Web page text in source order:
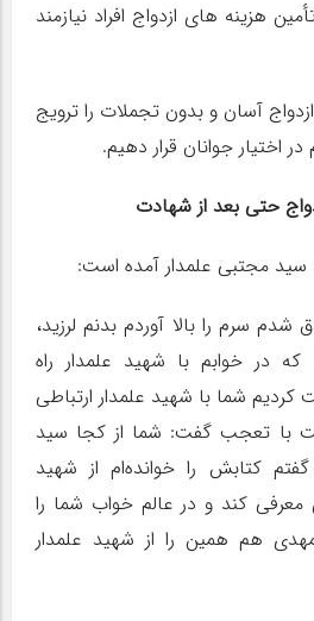
هزینه های ازدواج افراد نیازمند
آسان و بدون تجملات را ترویج
اختیار جوانان قرار دهیم.
حتی بعد از شهادت
مجتبی علمدار آمده است:
سرم را بالا آوردم بدنم لرزید،
در خوابم با شهید علمدار راه
شما با شهید علمدار ارتباطی
با تعجب گفت: شما از کجا سید
کتابش را خوانده‌ام از شهید
معرفی کند و در عالم خواب شما را
هم همین را از شهید علمدار